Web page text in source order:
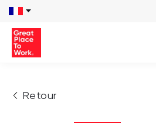
Retour